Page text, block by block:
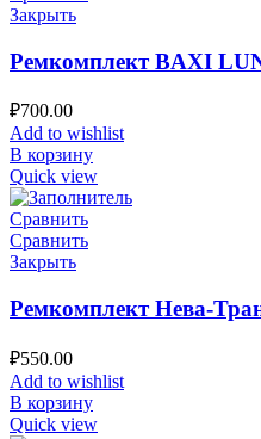
Закрыть
Ремкомплект BAXI
₽700.00
Add to wishlist
В корзину
Quick view
Сравнить
Сравнить
Закрыть
Ремкомплект Нева-
₽550.00
Add to wishlist
В корзину
Quick view